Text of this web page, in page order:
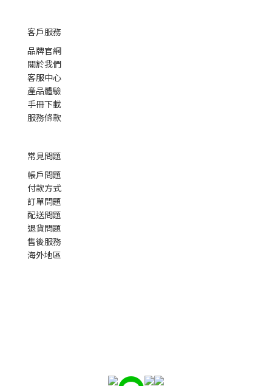
客戶服務
品牌官網
關於我們
客服中心
產品體驗
手冊下載
服務條款
常見問題
帳戶問題
付款方式
訂單問題
配送問題
退貨問題
售後服務
海外地區